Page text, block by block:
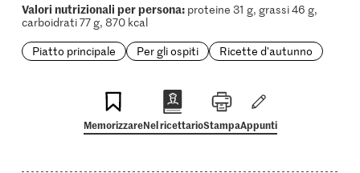
Valori nutrizionali per persona:proteine 31 g, grassi 46 g,
carboidrati 77 g, 870 kcal
Piatto principale
Per gli ospiti Ricette d'autunno
MemorizzareNel ricettarioStampaAppunti